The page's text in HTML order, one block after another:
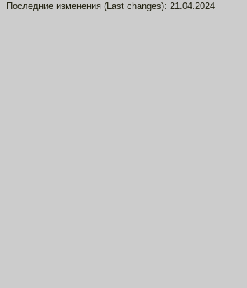
Последние изменения (Last changes): 21.04.2024